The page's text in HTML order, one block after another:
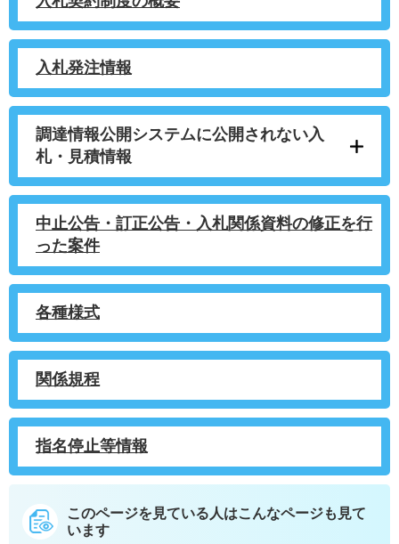
入札発注情報
調達情報公開システムに公開されない入
札・見積情報
中止公告・訂正公告・入札関係資料の修正を行
った案件
各種様式
関係規程
指名停止等情報
このページを見ている人はこんなページも見て
います